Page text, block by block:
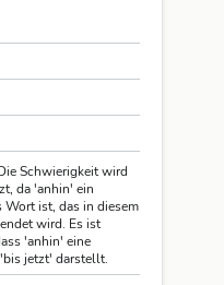
Schwierigkeit wird
da 'anhin' ein
Wort ist, das in diesem
wird. Es ist
'anhin' eine
jetzt' darstellt.